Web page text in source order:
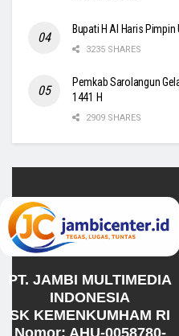
Bupati H Al Haris
3235 SHARES
Pemkab Sarolangun
1441 H
2909 SHARES
PT. JAMBI MULTIMEDIA
INDONESIA
SK KEMENKUMHAM RI
Nomor: AHU-0058780-